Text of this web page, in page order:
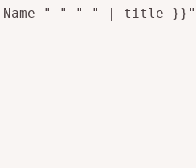
"-" " " | title }}"